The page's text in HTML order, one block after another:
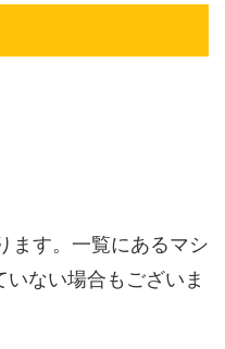
ます。一覧にあるマシ
ない場合もございま